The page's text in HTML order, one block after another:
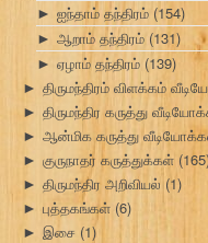
► ஐந்தாம் தந்திரம் (154)
► ஆறாம் தந்திரம் (131)
► ஏழாம் தந்திரம் (139)
► திருமந்திரம் விளக்கம்
► திருமந்திர கருத்து
► ஆன்மிக கருத்து
► குருநாதர் கருத்துக்கள்
► திருமந்திர அறிவியல் (1)
► புத்தகங்கள் (6)
► இசை (1)